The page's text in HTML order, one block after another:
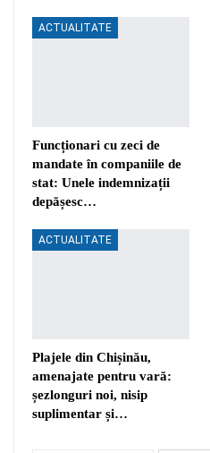
ACTUALITATE
Funcționari cu zeci de
mandate în companiile de
stat: Unele indemnizații
depășesc…
ACTUALITATE
Plajele din Chișinău,
amenajate pentru vară:
șezlonguri noi, nisip
suplimentar și…